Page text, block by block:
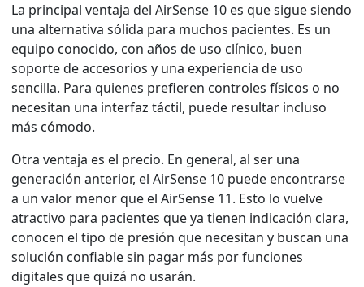
La principal ventaja del AirSense 10 es que sigue siendo
una alternativa sólida para muchos pacientes. Es un
equipo conocido, con años de uso clínico, buen
soporte de accesorios y una experiencia de uso
sencilla. Para quienes prefieren controles físicos o no
necesitan una interfaz táctil, puede resultar incluso
más cómodo.
Otra ventaja es el precio. En general, al ser una
generación anterior, el AirSense 10 puede encontrarse
a un valor menor que el AirSense 11. Esto lo vuelve
atractivo para pacientes que ya tienen indicación clara,
conocen el tipo de presión que necesitan y buscan una
solución confiable sin pagar más por funciones
digitales que quizá no usarán.